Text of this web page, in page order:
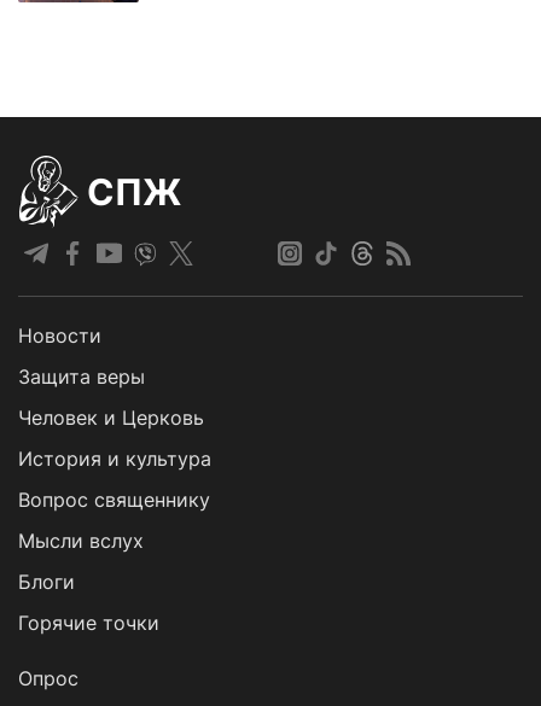
СПЖ
Новости
Защита веры
Человек и Церковь
История и культура
Вопрос священнику
Мысли вслух
Блоги
Горячие точки
Опрос